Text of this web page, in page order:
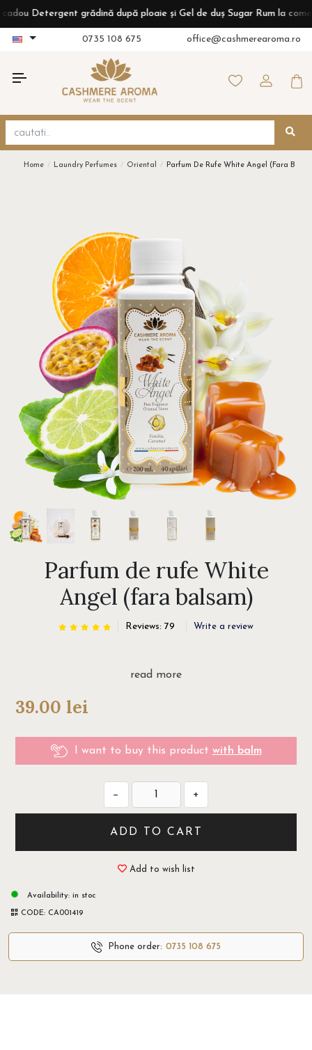
Detergent grădină după ploaie și Gel de duș Sugar Rum la comenzi
0735 108 675 office@cashmerearoma.ro
Home Laundry Perfumes Oriental Parfum De Rufe White Angel (fara
Parfum de rufe White
Angel (fara balsam)
Reviews: 79 Write a review
read more
39.00 lei
I want to buy this product with balm
− +
ADD TO CART
Add to wish list
Availability: in stoc
CODE: CA001419
Phone order: 0735 108 675